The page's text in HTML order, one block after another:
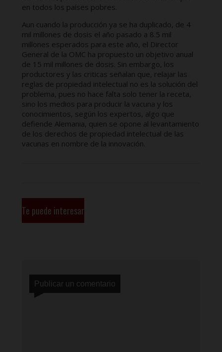
en todos los países pobres.
Aun cuando la producción ya se ha duplicado, de 4
mil millones de dosis el año pasado a 8.5 mil
millones esperados para este año, el Director
General de la OMC ha propuesto un objetivo anual
de 15 mil millones de dosis. Sin embargo, los
productores y las criticas señalan que, relajar las
reglas de propiedad intelectual no es la solución del
problema, pues no hace falta solo tener la receta,
sino los medios para producir la vacuna y los
conocimientos, según los expertos, algo que
defiende Alemania, quien se opone al levantamiento
de los derechos de propiedad intelectual de las
vacunas en nombre de la innovación.
Te puede interesar
Publicar un comentario